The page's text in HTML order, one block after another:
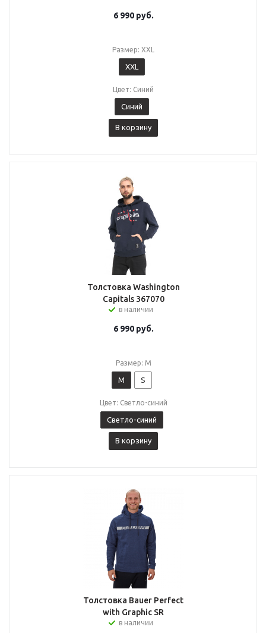
6 990руб.
Размер: XXL
XXL
Цвет: Синий
Синий
В корзину
Толстовка Washington
Capitals 367070
в наличии
6 990руб.
Размер: M
M S
Цвет: Светло-синий
Светло-синий
В корзину
Толстовка Bauer Perfect
with Graphic SR
в наличии